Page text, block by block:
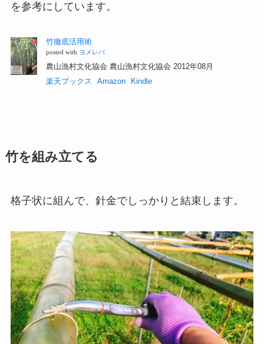
を参考にしています。
竹徹底活用術
posted with ヨメレバ
農山漁村文化協会 農山漁村文化協会 2012年08月
楽天ブックス
Amazon Kindle
竹を組み立てる
格子状に組んで、針金でしっかりと結束します。